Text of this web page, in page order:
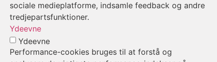
sociale medieplatforme, indsamle feedback og andre
tredjepartsfunktioner.
Ydeevne
Ydeevne
Performance-cookies bruges til at forstå og